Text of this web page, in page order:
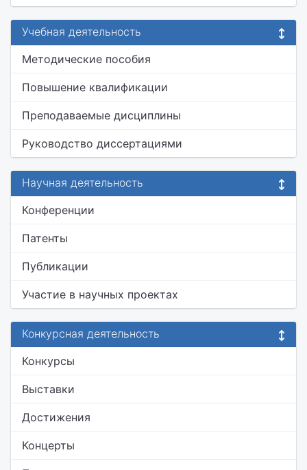
Учебная деятельность
Методические пособия
Повышение квалификации
Преподаваемые дисциплины
Руководство диссертациями
Научная деятельность
Конференции
Патенты
Публикации
Участие в научных проектах
Конкурсная деятельность
Конкурсы
Выставки
Достижения
Концерты